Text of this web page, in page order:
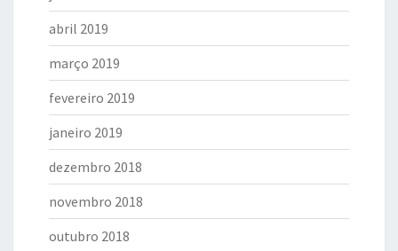
abril 2019
março 2019
fevereiro 2019
janeiro 2019
dezembro 2018
novembro 2018
outubro 2018